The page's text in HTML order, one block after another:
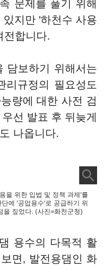
문제를 풀기 위해
지만 '하천수 사용
전합니다.
담보하기 위해서는
리규정의 필요성도
량에 대한 사전 검
선 발표 후 뒤늦게
나옵니다.
을 위한 입법 및 정책 과제'를
에 '공업용수'로 공급하기 위
을 짚었다. (사진=화천군청)
용수의 다목적 활
면, 발전용댐인 화